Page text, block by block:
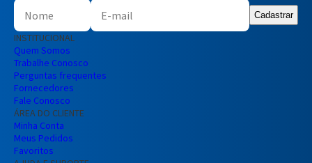
Cadastrar
INSTITUCIONAL
Quem Somos
Trabalhe Conosco
Perguntas frequentes
Fornecedores
Fale Conosco
ÁREA DO CLIENTE
Minha Conta
Meus Pedidos
Favoritos